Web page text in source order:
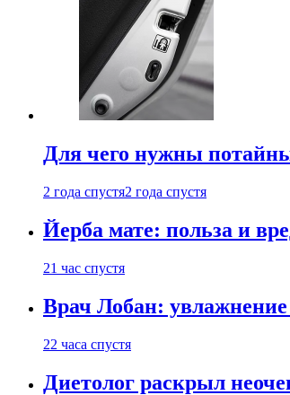
Для чего нужны
2 года спустя2 года спустя
Йерба мате: польза и
21 час спустя
Врач Лобан: увлажнение
22 часа спустя
Диетолог раскрыл